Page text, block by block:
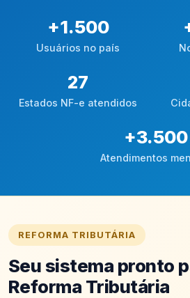
+1.500
Usuários no país
27
Estados NF-e atendidos
+3.500
Atendimentos
REFORMA TRIBUTÁRIA
Seu sistema pronto
Reforma Tributária